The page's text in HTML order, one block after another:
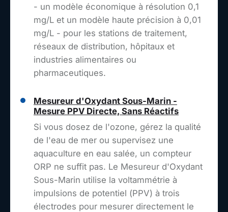
- un modèle économique à résolution 0,1
mg/L et un modèle haute précision à 0,01
mg/L - pour les stations de traitement,
réseaux de distribution, hôpitaux et
industries alimentaires ou
pharmaceutiques.
Mesureur d'Oxydant Sous-Marin -
Mesure PPV Directe, Sans Réactifs
Si vous dosez de l'ozone, gérez la qualité
de l'eau de mer ou supervisez une
aquaculture en eau salée, un compteur
ORP ne suffit pas. Le Mesureur d'Oxydant
Sous-Marin utilise la voltammétrie à
impulsions de potentiel (PPV) à trois
électrodes pour mesurer directement le